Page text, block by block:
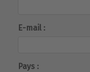
E-mail :
Pays :